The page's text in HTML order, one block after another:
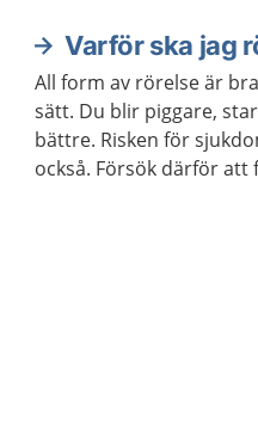
Varför ska jag
All form av rörelse är
sätt. Du blir piggare,
bättre. Risken för
också. Försök därför att